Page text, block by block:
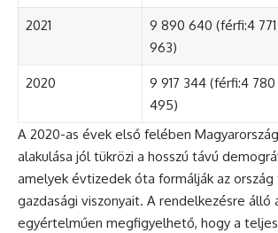
2021
9 890 640 (férfi:4 771
963)
2020
9 917 344 (férfi:4 780
495)
A 2020-as évek első felében
alakulása jól tükrözi a hosszú távú
amelyek évtizedek óta formálják az ország
gazdasági viszonyait. A rendelkezésre álló
egyértelműen megfigyelhető, hogy a